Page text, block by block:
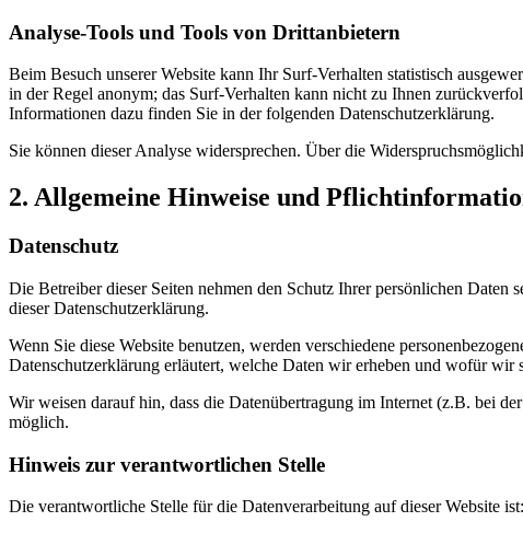
Analyse-Tools und Tools von Drittanbietern
Beim Besuch unserer Website kann Ihr Surf-Verhalten statistisch
in der Regel anonym; das Surf-Verhalten kann nicht zu Ihnen
Informationen dazu finden Sie in der folgenden Datenschutzerklärung.
Sie können dieser Analyse widersprechen. Über die
2. Allgemeine Hinweise und
Datenschutz
Die Betreiber dieser Seiten nehmen den Schutz Ihrer persönlichen Daten
dieser Datenschutzerklärung.
Wenn Sie diese Website benutzen, werden verschiedene
Datenschutzerklärung erläutert, welche Daten wir erheben und wofür
Wir weisen darauf hin, dass die Datenübertragung im Internet (z.B. bei
möglich.
Hinweis zur verantwortlichen Stelle
Die verantwortliche Stelle für die Datenverarbeitung auf dieser Website ist: